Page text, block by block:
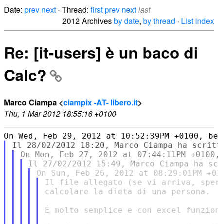
Date: prev next · Thread: firstprev nextlast
2012 Archivesby date, by thread · List index
Re: [it-users] è un baco di
Calc?
Marco Ciampa <ciampix -AT- libero.it>
Thu, 1 Mar 2012 18:55:16 +0100
Il file allegato (se vi arriva,
calcolare la dieta di una persona.
È molto semplice e con excel